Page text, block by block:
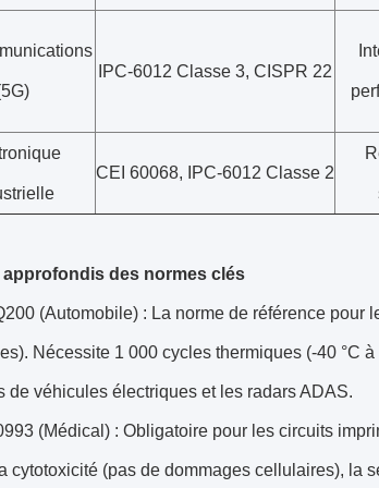
IPC-6012 Classe 3, CISPR 22
CEI 60068, IPC-6012 Classe 2
des normes clés
(Automobile) : La norme de référence pour
Nécessite 1 000 cycles thermiques (-40 °C
de véhicules électriques et les radars ADAS.
(Médical) : Obligatoire pour les circuits
cytotoxicité (pas de dommages cellulaires), la